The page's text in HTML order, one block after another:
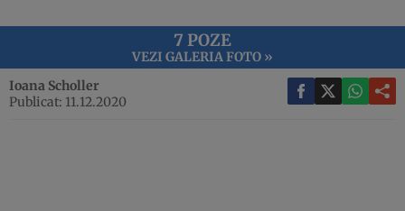
7 POZE
VEZI GALERIA FOTO »
Ioana Scholler
Publicat: 11.12.2020